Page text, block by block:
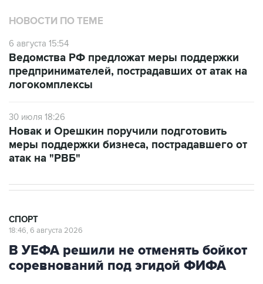
НОВОСТИ ПО ТЕМЕ
6 августа 15:54
Ведомства РФ предложат меры поддержки
предпринимателей, пострадавших от атак на
логокомплексы
30 июля 18:26
Новак и Орешкин поручили подготовить
меры поддержки бизнеса, пострадавшего от
атак на "РВБ"
СПОРТ
18:46, 6 августа 2026
В УЕФА решили не отменять бойкот
соревнований под эгидой ФИФА